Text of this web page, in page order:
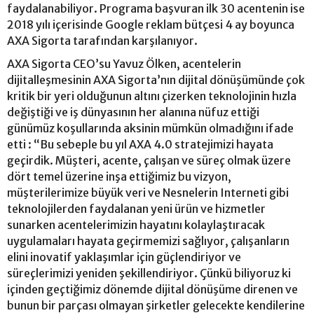
faydalanabiliyor. Programa başvuran ilk 30 acentenin ise
2018 yılı içerisinde Google reklam bütçesi 4 ay boyunca
AXA Sigorta tarafından karşılanıyor.
AXA Sigorta CEO’su Yavuz Ölken, acentelerin
dijitalleşmesinin AXA Sigorta’nın dijital dönüşümünde çok
kritik bir yeri olduğunun altını çizerken teknolojinin hızla
değiştiği ve iş dünyasının her alanına nüfuz ettiği
günümüz koşullarında aksinin mümkün olmadığını ifade
etti : “Bu sebeple bu yıl AXA 4.0 stratejimizi hayata
geçirdik. Müşteri, acente, çalışan ve süreç olmak üzere
dört temel üzerine inşa ettiğimiz bu vizyon,
müşterilerimize büyük veri ve Nesnelerin Interneti gibi
teknolojilerden faydalanan yeni ürün ve hizmetler
sunarken acentelerimizin hayatını kolaylaştıracak
uygulamaları hayata geçirmemizi sağlıyor, çalışanların
elini inovatif yaklaşımlar için güçlendiriyor ve
süreçlerimizi yeniden şekillendiriyor. Çünkü biliyoruz ki
içinden geçtiğimiz dönemde dijital dönüşüme direnen ve
bunun bir parçası olmayan şirketler gelecekte kendilerine